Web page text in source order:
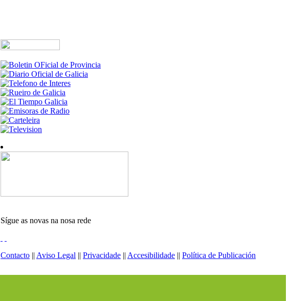
Sígue as novas na nosa rede
Contacto || Aviso Legal || Privacidade || Accesibilidade || Política de Publicación